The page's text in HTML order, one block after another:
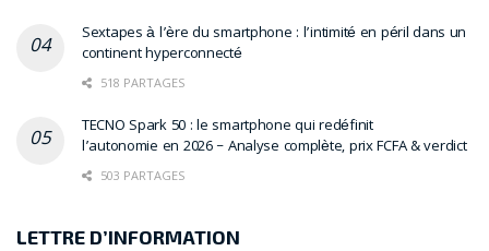
Sextapes à l’ère du smartphone : l’intimité en péril dans un
continent hyperconnecté
518 PARTAGES
TECNO Spark 50 : le smartphone qui redéfinit
l’autonomie en 2026 – Analyse complète, prix FCFA & verdict
503 PARTAGES
LETTRE D’INFORMATION